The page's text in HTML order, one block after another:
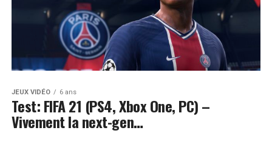
JEUX VIDÉO 6 ans
Test: FIFA 21 (PS4, Xbox One, PC) –
Vivement la next-gen…